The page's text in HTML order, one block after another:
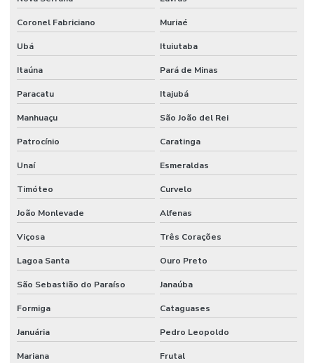
Coronel Fabriciano Muriaé
Ubá Ituiutaba
Itaúna Pará de Minas
Paracatu Itajubá
Manhuaçu São João del Rei
Patrocínio Caratinga
Unaí Esmeraldas
Timóteo Curvelo
João Monlevade Alfenas
Viçosa Três Corações
Lagoa Santa Ouro Preto
São Sebastião do Paraíso Janaúba
Formiga Cataguases
Januária Pedro Leopoldo
Mariana Frutal